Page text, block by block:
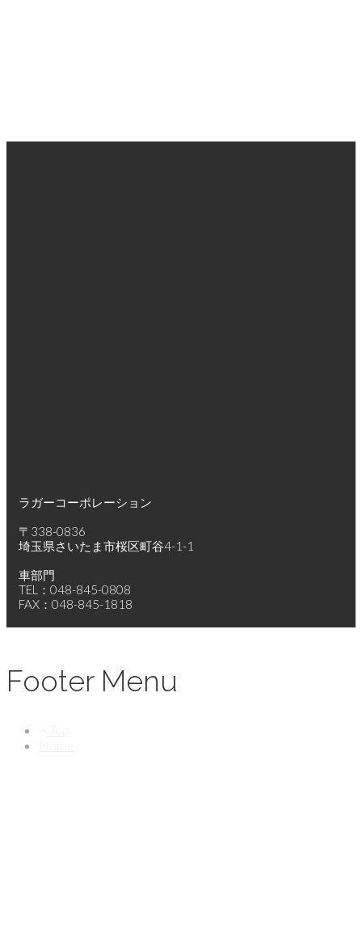
ラガーコーポレーション
〒338-0836
埼玉県さいたま市桜区町谷4-1-1
車部門
TEL：048-845-0808
FAX：048-845-1818
Footer Menu